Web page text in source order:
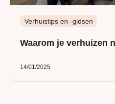
Verhuistips en -gidsen
Waarom je verhuizen
14/01/2025